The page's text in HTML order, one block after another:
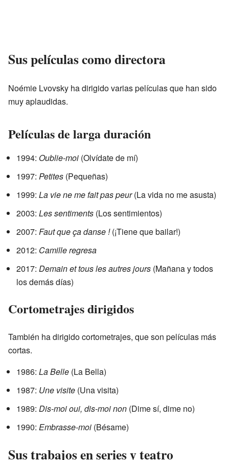
Sus películas como directora
Noémie Lvovsky ha dirigido varias películas que han sido
muy aplaudidas.
Películas de larga duración
1994: Oublie-moi (Olvídate de mí)
1997: Petites (Pequeñas)
1999: La vie ne me fait pas peur(La vida no me asusta)
2003: Les sentiments (Los sentimientos)
2007: Faut que ça danse !(¡Tiene que bailar!)
2012: Camille regresa
2017: Demain et tous les autres jours (Mañana y todos
los demás días)
Cortometrajes dirigidos
También ha dirigido cortometrajes, que son películas más
cortas.
1986: La Belle (La Bella)
1987: Une visite (Una visita)
1989: Dis-moi oui, dis-moi non (Dime sí, dime no)
1990: Embrasse-moi (Bésame)
Sus trabajos en series y teatro